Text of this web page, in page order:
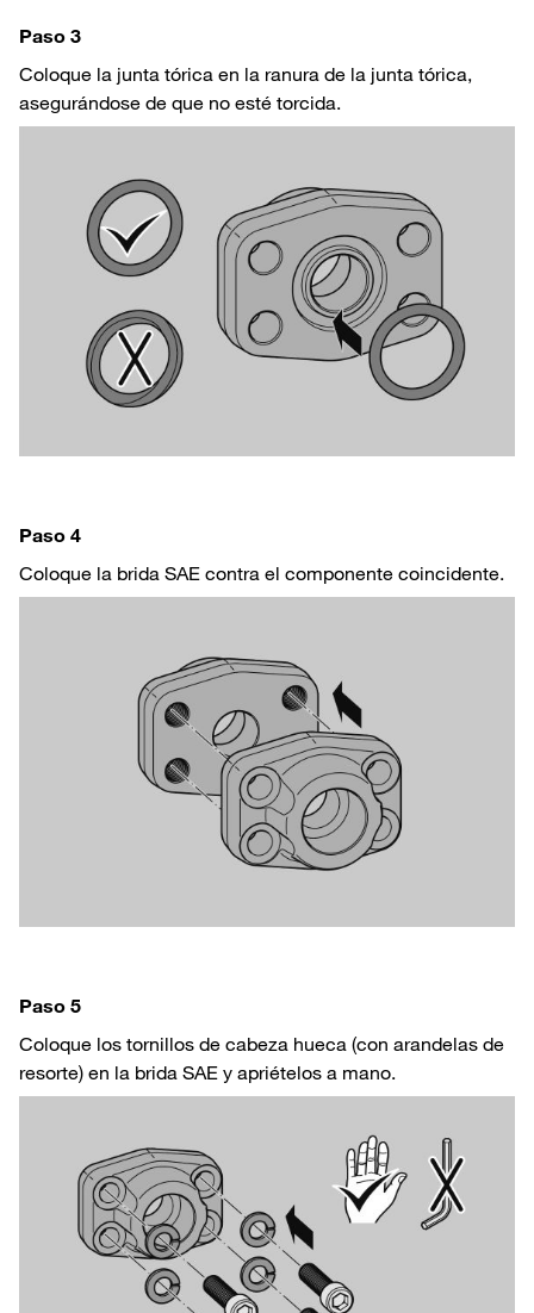
Paso 3
Coloque la junta tórica en la ranura de la junta tórica,
asegurándose de que no esté torcida.
Paso 4
Coloque la brida SAE contra el componente coincidente.
Paso 5
Coloque los tornillos de cabeza hueca (con arandelas de
resorte) en la brida SAE y apriételos a mano.